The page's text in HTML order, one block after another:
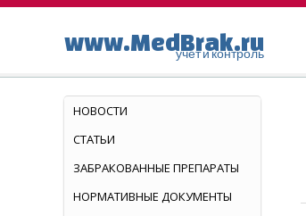
www.MedBrak.ru
учет и контроль
НОВОСТИ
СТАТЬИ
ЗАБРАКОВАННЫЕ ПРЕПАРАТЫ
НОРМАТИВНЫЕ ДОКУМЕНТЫ